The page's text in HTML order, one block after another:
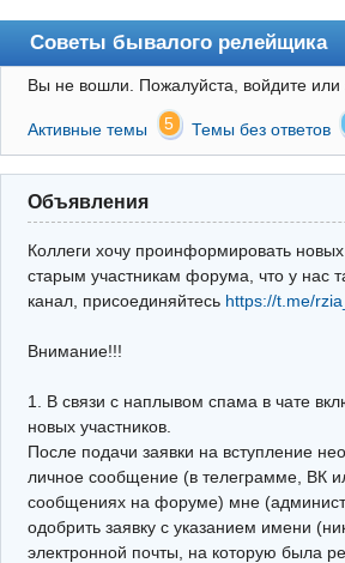
Советы бывалого релейщика
Форум
Правила
Поиск
Регистрация
Архив
Почта
Поиск релейщика
Видео РЗиА
Фотохостинг
Телеграм
Вы не вошли. Пожалуйста, войдите или
Активные темы 5 Темы без ответов
Объявления
Коллеги хочу проинформировать
старым участникам форума, что у нас
канал, присоединяйтесь https://t.me/
Внимание!!!
1. В связи с наплывом спама в чате
новых участников.
После подачи заявки на вступление
личное сообщение (в телеграмме, ВК
сообщениях на форуме) мне
одобрить заявку с указанием имени
электронной почты, на которую была